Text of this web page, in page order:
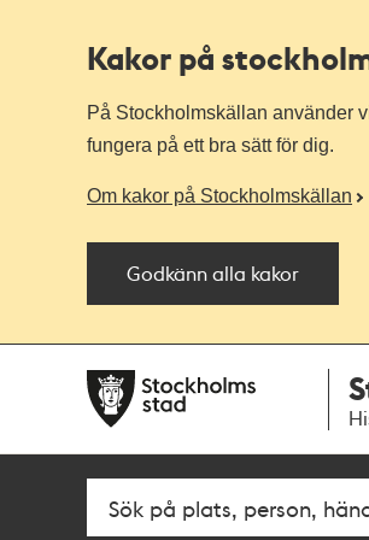
Kakor på
På Stockholmskällan använder
fungera på ett bra sätt för dig.
Om kakor på Stockholmskällan
Godkänn alla kakor
navigationen
huvudinnehållet
SökFritextsök